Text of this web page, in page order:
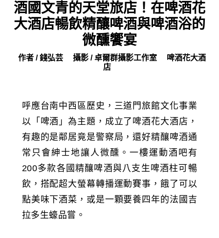
酒國文青的天堂旅店！在啤酒花
大酒店暢飲精釀啤酒與啤酒浴的
微醺饗宴
作者 / 錢弘芸 攝影 / 卓爾群攝影工作室
啤酒花大酒
店
呼應台南中西區歷史，三道門旅館文化事業
以「啤酒」為主題，成立了啤酒花大酒店，
有趣的是鄰居竟是警察局，還好精釀啤酒通
常只會紳士地讓人微醺。一樓運動酒吧有
200多款各國精釀啤酒與八支生啤酒柱可暢
飲，搭配超大螢幕轉播運動賽事，餓了可以
點美味下酒菜，或是一顆要養四年的法國吉
拉多生蠔品嘗。